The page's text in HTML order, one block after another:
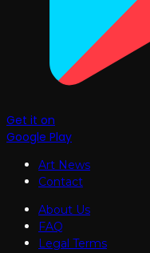
Get it on
Google Play
Art News
Contact
About Us
FAQ
Legal Terms